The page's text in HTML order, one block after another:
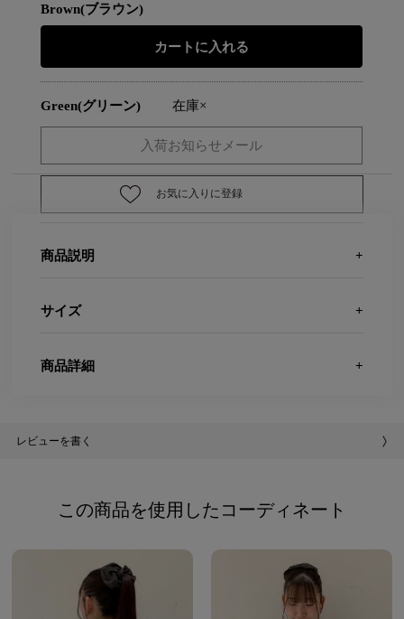
Brown(ブラウン)
Green(グリーン) 在庫×
お気に入りに登録
商品説明
サイズ
商品詳細
レビューを書く
この商品を使用したコーディネート